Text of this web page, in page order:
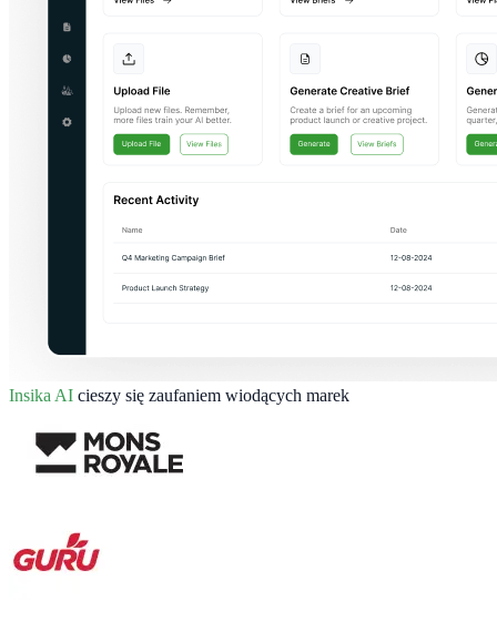
Insika AI cieszy się zaufaniem wiodących marek